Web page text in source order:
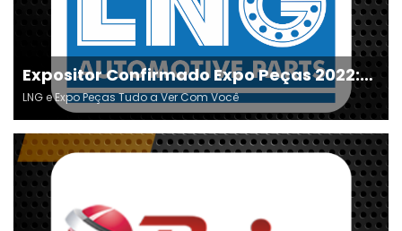
Expositor Confirmado Expo Peças 2022:
LNG
LNG e Expo Peças Tudo a Ver Com Você